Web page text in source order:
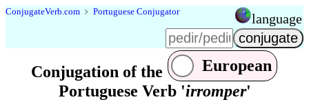
ConjugateVerb.com ﹥ Portuguese Conjugator language
Conjugation of the
European
Portuguese Verb 'irromper'